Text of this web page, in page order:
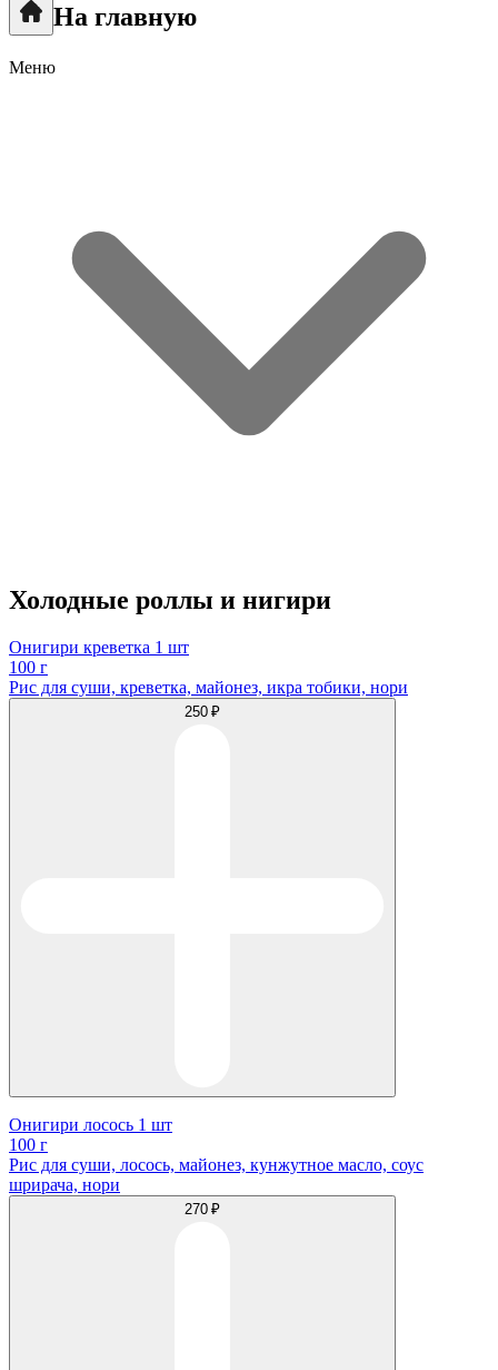
На главную
Меню
Холодные роллы и нигири
Онигири креветка 1 шт
100 г
Рис для суши, креветка, майонез, икра тобики, нори
250 ₽
Онигири лосось 1 шт
100 г
Рис для суши, лосось, майонез, кунжутное масло, соус
шрирача, нори
270 ₽